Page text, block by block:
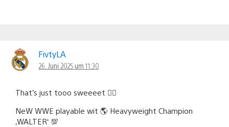
FivtyLA
26. Juni 2025 um 11:30
That’s just tooo sweeeet 👌🏼
NeW WWE playable wit 🌎 Heavyweight Champion
‚WALTER‘ 💯